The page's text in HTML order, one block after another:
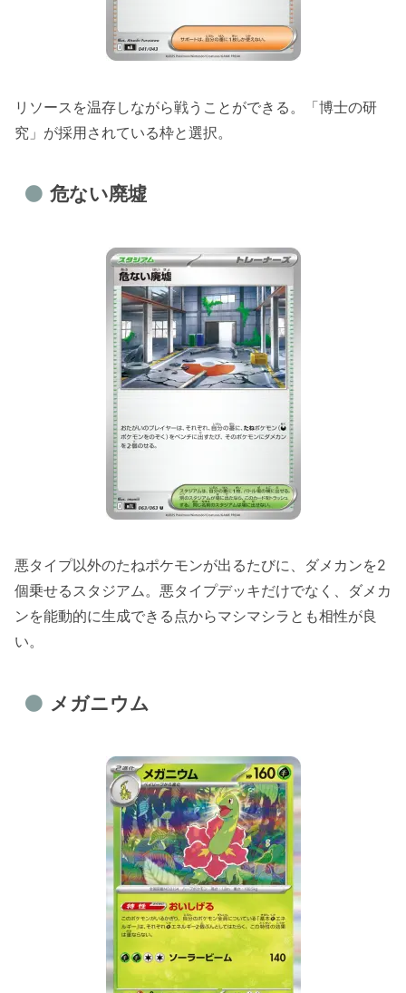
リソースを温存しながら戦うことができる。「博士の研
究」が採用されている枠と選択。
危ない廃墟
悪タイプ以外のたねポケモンが出るたびに、ダメカンを2
個乗せるスタジアム。悪タイプデッキだけでなく、ダメカ
ンを能動的に生成できる点からマシマシラとも相性が良
い。
メガニウム